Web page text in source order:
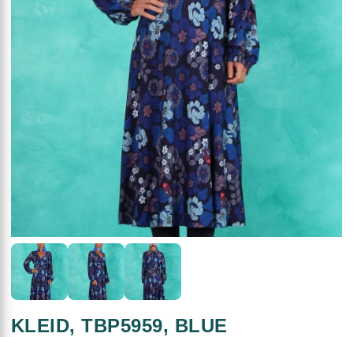
KLEID, TBP5959, BLUE